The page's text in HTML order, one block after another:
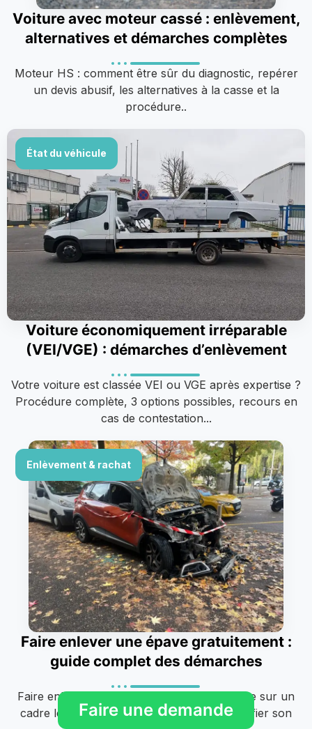
Voiture avec moteur cassé : enlèvement,
alternatives et démarches complètes
Moteur HS : comment être sûr du diagnostic, repérer
un devis abusif, les alternatives à la casse et la
procédure..
État du véhicule
Voiture économiquement irréparable
(VEI/VGE) : démarches d’enlèvement
Votre voiture est classée VEI ou VGE après expertise ?
Procédure complète, 3 options possibles, recours en
cas de contestation...
Enlèvement & rachat
Faire enlever une épave gratuitement :
guide complet des démarches
Faire enlever une épave gratuitement repose sur un
cadre légal précis : tout particulier peut confier son
Faire une demande